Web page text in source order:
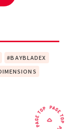
BAYBLADEX